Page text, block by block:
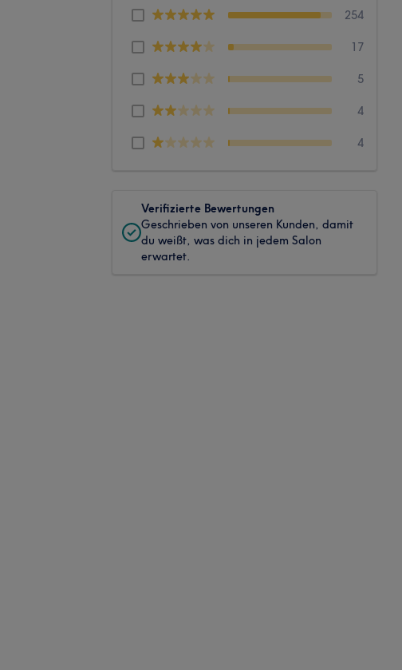
254
17
5
4
4
Verifizierte Bewertungen
Geschrieben von unseren Kunden, damit
du weißt, was dich in jedem Salon
erwartet.